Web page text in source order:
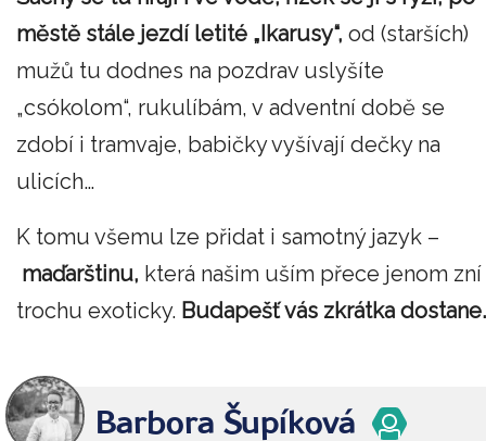
městě stále jezdí letité „Ikarusy“, od (starších)
mužů tu dodnes na pozdrav uslyšíte
„csókolom“, rukulíbám, v adventní době se
zdobí i tramvaje, babičky vyšívají dečky na
ulicích…
K tomu všemu lze přidat i samotný jazyk –
maďarštinu, která našim uším přece jenom zní
trochu exoticky. Budapešť vás zkrátka dostane.
Barbora Šupíková